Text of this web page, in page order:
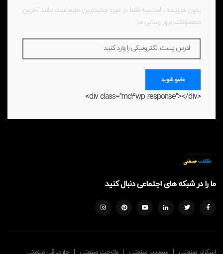
بدون هرزنامه ، اطلاعیه فقط در مورد جدیدترین خبرهاست مانند آخرین
محصولات, بروز رسانی ها.
ادرس پست الکترونیکی را وارد کنید
عضو شوید
<div class="mc4wp-response"></div>
ما را در شبکه های اجتماعی دنبال کنید